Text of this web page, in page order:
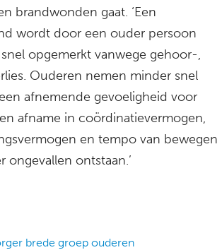
brandwonden gaat. ‘Een
wordt door een ouder persoon
opgemerkt vanwege gehoor-,
Ouderen nemen minder snel
afnemende gevoeligheid voor
afname in coördinatievermogen,
en tempo van bewegen
ongevallen ontstaan.’
brede groep ouderen